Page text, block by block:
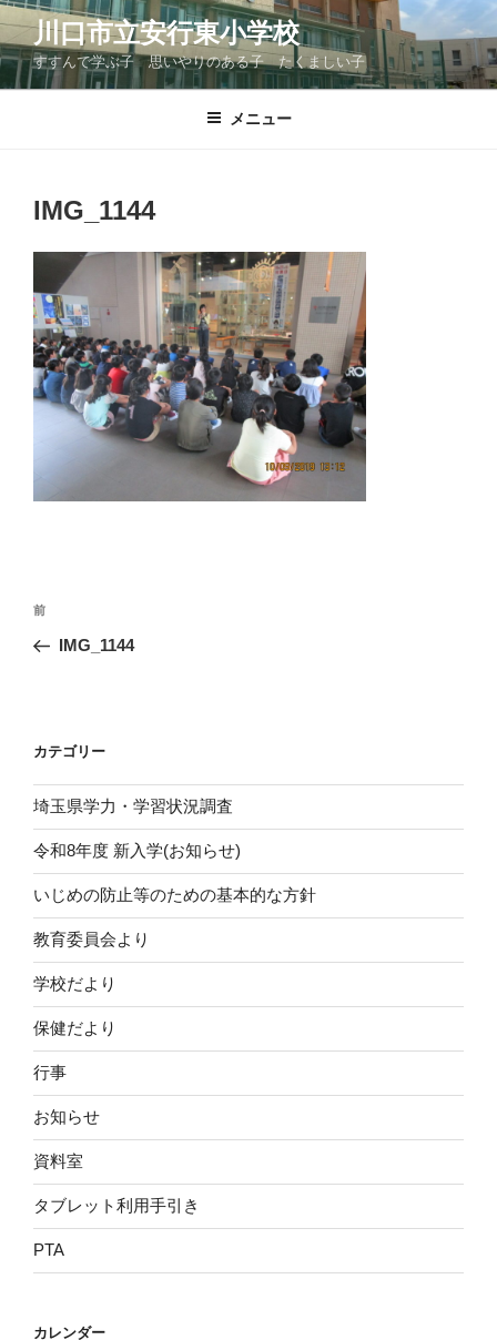
コ
ン
テ
ン
川口市立安行東小学校
すすんで学ぶ子 思いやりのある子 たくましい子
メニュー
IMG_1144
投
ナ
ー
シ
ョ
ン
前
の
前
IMG_1144
カテゴリー
埼玉県学力・学習状況調査
令和8年度 新入学(お知らせ)
いじめの防止等のための基本的な方針
教育委員会より
学校だより
保健だより
行事
お知らせ
資料室
タブレット利用手引き
PTA
カレンダー